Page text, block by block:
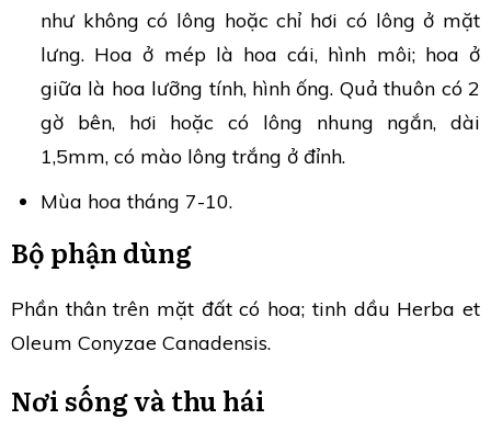
như không có lông hoặc chỉ hơi có lông ở mặt
lưng. Hoa ở mép là hoa cái, hình môi; hoa ở
giữa là hoa lưỡng tính, hình ống. Quả thuôn có 2
gờ bên, hơi hoặc có lông nhung ngắn, dài
1,5mm, có mào lông trắng ở đỉnh.
Mùa hoa tháng 7-10.
Bộ phận dùng
Phần thân trên mặt đất có hoa; tinh dầu Herba et
Oleum Conyzae Canadensis.
Nơi sống và thu hái